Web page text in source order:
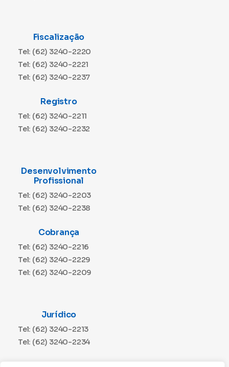
Fiscalização
Tel: (62) 3240-2220
Tel: (62) 3240-2221
Tel: (62) 3240-2237
Registro
Tel: (62) 3240-2211
Tel: (62) 3240-2232
Desenvolvimento
Profissional
Tel: (62) 3240-2203
Tel: (62) 3240-2238
Cobrança
Tel: (62) 3240-2216
Tel: (62) 3240-2229
Tel: (62) 3240-2209
Jurídico
Tel: (62) 3240-2213
Tel: (62) 3240-2234